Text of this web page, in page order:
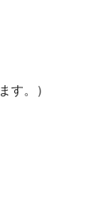
す。）